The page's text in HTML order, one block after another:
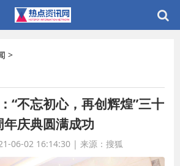
>
“不忘初心，再创辉煌”三十
年庆典圆满成功
06-02 16:14:30 | 来源：搜狐